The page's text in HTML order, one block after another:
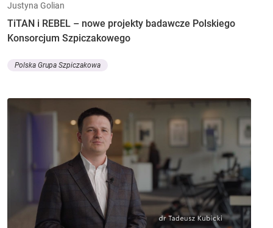
Justyna Golian
TiTAN i REBEL – nowe projekty badawcze Polskiego
Konsorcjum Szpiczakowego
Polska Grupa Szpiczakowa